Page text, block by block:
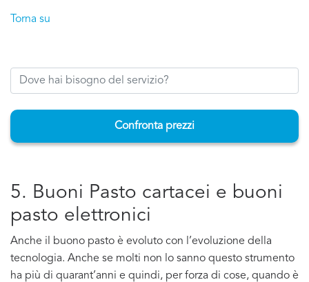
Torna su
Confronta prezzi
5. Buoni Pasto cartacei e buoni
pasto elettronici
Anche il buono pasto è evoluto con l’evoluzione della
tecnologia. Anche se molti non lo sanno questo strumento
ha più di quarant’anni e quindi, per forza di cose, quando è